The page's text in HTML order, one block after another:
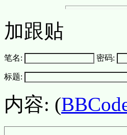
加跟贴
笔名: 密码:
标题:
内容: (